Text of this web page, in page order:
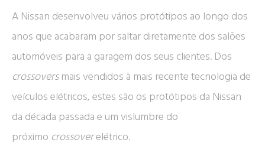
A Nissan desenvolveu vários protótipos ao longo dos
anos que acabaram por saltar diretamente dos salões
automóveis para a garagem dos seus clientes. Dos
crossoversmais vendidos à mais recente tecnologia de
veículos elétricos, estes são os protótipos da Nissan
da década passada e um vislumbre do
próximo crossoverelétrico.